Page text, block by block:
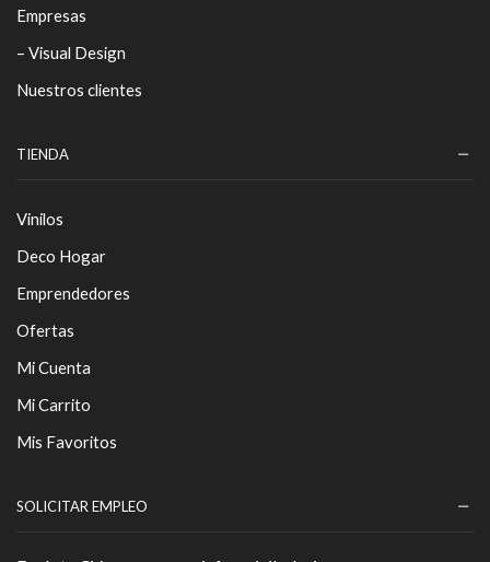
Empresas
– Visual Design
Nuestros clientes
TIENDA
Vinilos
Deco Hogar
Emprendedores
Ofertas
Mi Cuenta
Mi Carrito
Mis Favoritos
SOLICITAR EMPLEO